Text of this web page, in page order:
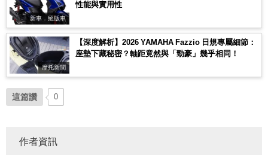
新車．絕版車
性能與實用性
摩托新聞
【深度解析】2026 YAMAHA Fazzio 日規專屬細節：
座墊下藏秘密？軸距竟然與「勁豪」幾乎相同！
這篇讚 0
作者資訊